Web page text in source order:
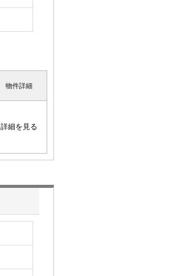
物件詳細
詳細を見る